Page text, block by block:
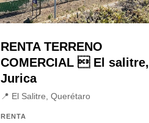
RENTA TERRENO
COMERCIAL  El salitre,
Jurica
📍 El Salitre, Querétaro
RENTA